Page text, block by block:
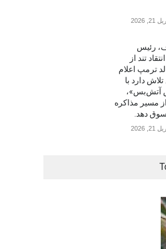
2026
رئیس
تند از
ترمپ اعلام
دارد با
آتش‌بس»،
مسیر مذاکره
دهد.
2026